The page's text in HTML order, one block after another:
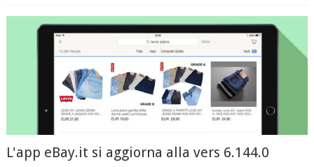
L'app eBay.it si aggiorna alla vers 6.144.0